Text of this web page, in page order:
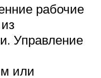
рабочие
Управление
или